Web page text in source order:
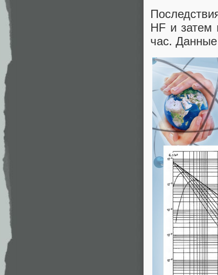
HF и затем
час.